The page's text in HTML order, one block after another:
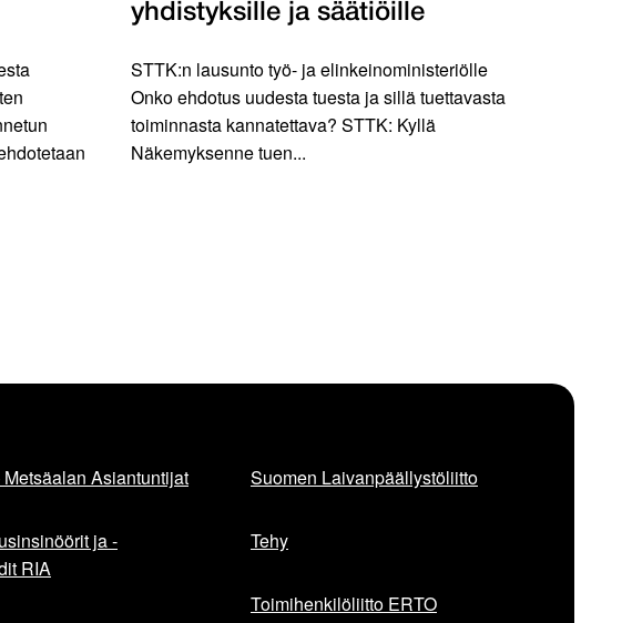
yhdistyksille ja säätiöille
STTK:n lausunto työ- ja elinkeinoministeriölle
Onko ehdotus uudesta tuesta ja sillä tuettavasta
toiminnasta kannatettava? STTK: Kyllä
Näkemyksenne tuen...
Metsäalan Asiantuntijat
ja -
RIA
Suomen Laivanpäällystöliitto
Tehy
Toimihenkilöliitto ERTO